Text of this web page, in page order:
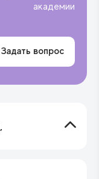
академии
Задать вопрос